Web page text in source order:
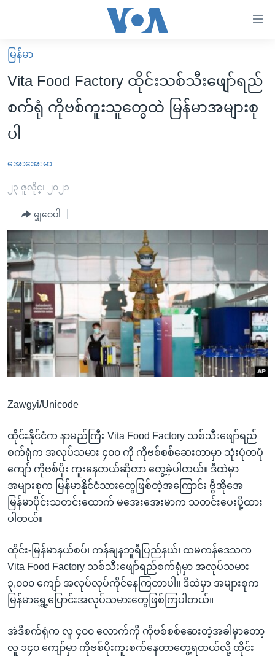
လွယ်ကူ
စေ
သည့်
Link
များ
ပင်မ
သို့
ကျော်
ကြည့်
ရန်
ပင်မ
အ
ညွန်း
စာမျက်နှာ
သို့
ကြည့်
ရန်
ရန်
နေရာ
မူလစာမျက်နှာ
မြန်မာ
ကမ္ဘာ့သတင်းများ
အစ္စရေး-ပါလက်စတိုင်း
ဗွီဒီယို
အင်္ဂလိပ်စာလေ့လာမယ်
အမေရိကန်သုံးအီဒီယံ
မကြေးမုံရဲ့ အင်္ဂလိပ်စာ
ရုပ်ရှင်ထဲက အင်္ဂလိပ်စာ
သုတပဒေသာ အင်္ဂလိပ်စာ
အပတ်စဉ်ကဏ္ဍများ
ရေဒီယို
တီဗွီ
ရေဒီယိုနှင့်ရုပ်သံ အချက်အလက်များ
ရေဒီယို/တီဗွီအစီအစဉ်
Learning English
ဗွီအိုအေ လူမှုကွန်ယက်များ
မြန်မာ
Vita Food Factory ထိုင်းသစ်သီးဖျော်ရည်
စက်ရုံ ကိုဗစ်ကူးသူတွေထဲ မြန်မာအများစု
ပါ
အေးအေးမာ
၂၃ ဇူလိုင္၊ ၂၀၂၁
မျှဝေပါ
Zawgyi/Unicode
ထိုင်းနိုင်ငံက နာမည်ကြီး Vita Food Factory သစ်သီးဖျော်ရည်
စက်ရုံက အလုပ်သမား ၄၀၀ ကို ကိုဗစ်စစ်ဆေးတာမှာ သုံးပုံတပုံ
ကျော် ကိုဗစ်ပိုး ကူးနေတယ်ဆိုတာ တွေ့ခဲ့ပါတယ်။ ဒီထဲမှာ
အများစုက မြန်မာနိုင်ငံသားတွေဖြစ်တဲ့အကြောင်း ဗွီအိုအေ
မြန်မာပိုင်းသတင်းထောက် မအေးအေးမာက သတင်းပေးပို့ထား
ပါတယ်။
ထိုင်း-မြန်မာနယ်စပ်၊ ကန်ချနဘူရီပြည်နယ်၊ ထမကန်ဒေသက
Vita Food Factory သစ်သီးဖျော်ရည်စက်ရုံမှာ အလုပ်သမား
၃,၀၀၀ ကျော် အလုပ်လုပ်ကိုင်နေကြတာပါ။ ဒီထဲမှာ အများစုက
မြန်မာရွှေ့ပြောင်းအလုပ်သမားတွေဖြစ်ကြပါတယ်။
အဲဒီစက်ရုံက လူ ၄၀၀ လောက်ကို ကိုဗစ်စစ်ဆေးတဲ့အခါမှာတော့
လူ ၁၄၀ ကျော်မှာ ကိုဗစ်ပိုးကူးစက်နေတာတွေ့ရတယ်လို့ ထိုင်း